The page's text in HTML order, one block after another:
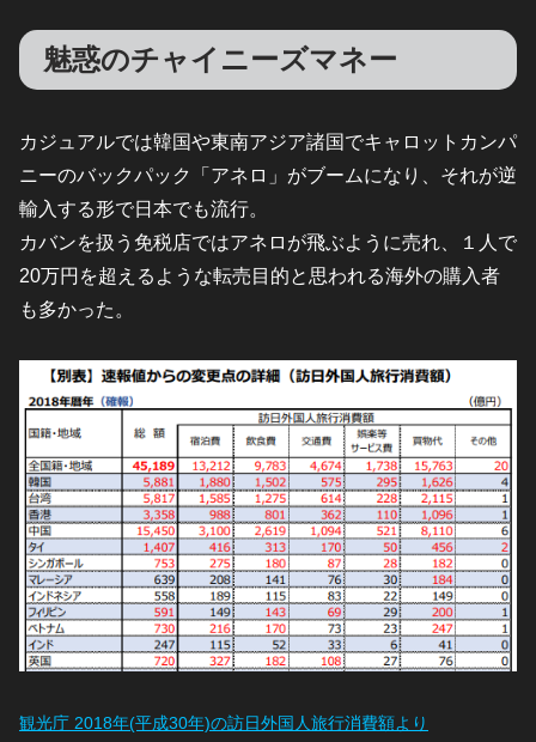
魅惑のチャイニーズマネー
カジュアルでは韓国や東南アジア諸国でキャロットカンパ
ニーのバックパック「アネロ」がブームになり、それが逆
輸入する形で日本でも流行。
カバンを扱う免税店ではアネロが飛ぶように売れ、１人で
20万円を超えるような転売目的と思われる海外の購入者
も多かった。
観光庁 2018年(平成30年)の訪日外国人旅行消費額より